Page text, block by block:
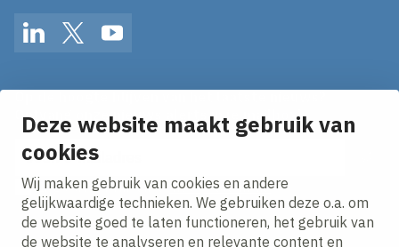
Deze website maakt gebruik van
cookies
Wij maken gebruik van cookies en andere
gelijkwaardige technieken. We gebruiken deze o.a. om
de website goed te laten functioneren, het gebruik van
de website te analyseren en relevante content en
LinkedInTwitterYouTube
Ontvang onze nieuws alerts in je mailbox!
E-mailadres
Ik ga akkoord met hetprivacy statement.